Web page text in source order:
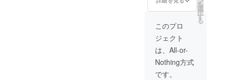
けでき
で、ご
支援よ
ろしく
お願い
いたし
ます。
ますの
支援よ
ろしく
お願い
いたし
120mm
x
8mm(ハ
ンドル
含め
27mm)
■本プロ
「ワイ
ズホル
ダー
MINI」
×1個
(色：
Dark
Chocol
を
選
択
す
る
このプロ
ジェクト
は、All-or-
Nothing方式
です。